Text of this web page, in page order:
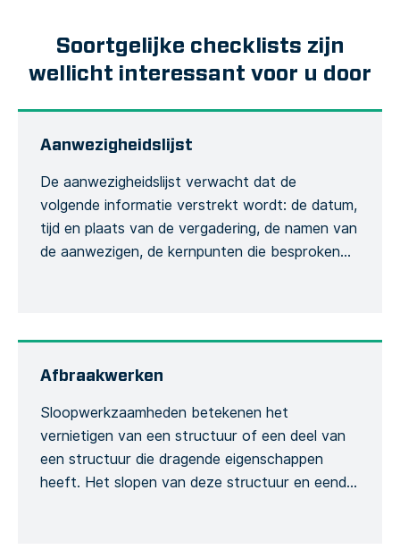
Soortgelijke checklists zijn
wellicht interessant voor u door
Aanwezigheidslijst
De aanwezigheidslijst verwacht dat de
volgende informatie verstrekt wordt: de datum,
tijd en plaats van de vergadering, de namen van
de aanwezigen, de kernpunten die besproken
formaliseren. Het opnemen van de hoeveelheid
[…]
Afbraakwerken
Sloopwerkzaamheden betekenen het
vernietigen van een structuur of een deel van
een structuur die dragende eigenschappen
heeft. Het slopen van deze structuur en eender